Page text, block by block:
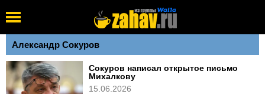
Александр Сокуров
Сокуров написал открытое письмо
Михалкову
15.06.2026